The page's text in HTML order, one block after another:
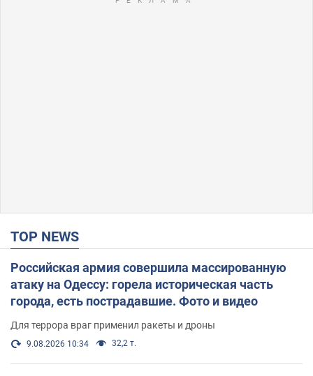
TOP NEWS
Российская армия совершила массированную
атаку на Одессу: горела историческая часть
города, есть пострадавшие. Фото и видео
Для террора враг применил ракеты и дроны
9.08.2026 10:34 32,2 т.